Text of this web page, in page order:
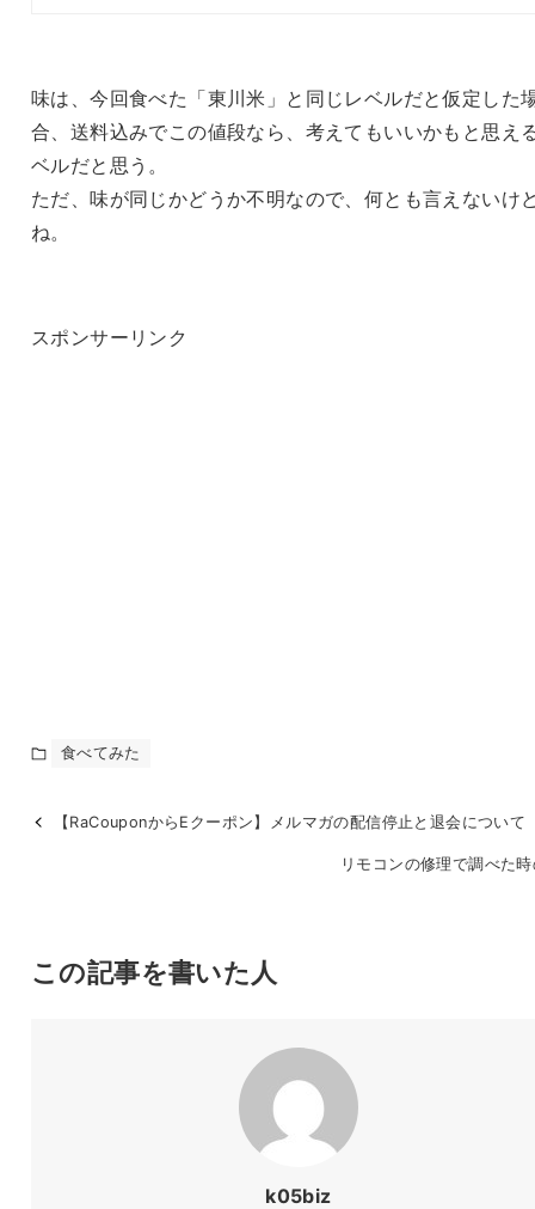
味は、今回食べた「東川米」と同じレベルだと仮定した
合、送料込みでこの値段なら、考えてもいいかもと思え
ベルだと思う。
ただ、味が同じかどうか不明なので、何とも言えないけ
ね。
スポンサーリンク
食べてみた
【RaCouponからEクーポン】メルマガの配信停止と退会について
リモコンの修理で調べた
この記事を書いた人
k05biz